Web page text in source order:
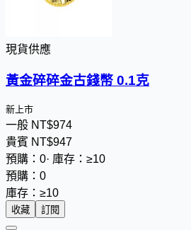
現貨供應
黃金碎碎金古錢幣 0.1克
新上市
一般 NT$974
貴賓 NT$947
預購：0· 庫存：≥10
預購：0
庫存：≥10
收藏 訂閱